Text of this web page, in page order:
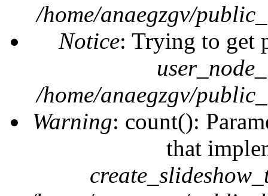
/home/anaegzgv/
Notice: Trying to get
/home/anaegzgv/
Warning: count():
that